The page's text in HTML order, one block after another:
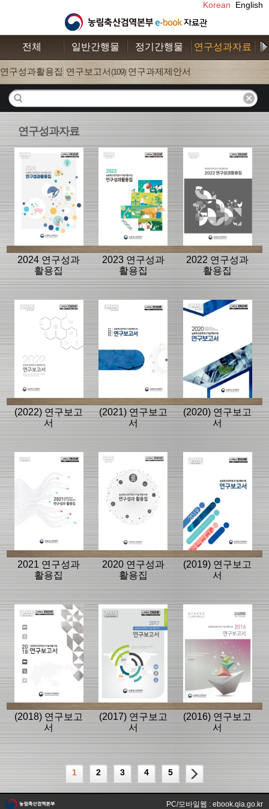
Korean English
전체 일반간행물 정기간행물 연구성과자료
연구성과활용집 (26)
연구보고서 (109) 연구과제제안서
연구성과자료
2024 연구성과
활용집
2023 연구성과
활용집
2022 연구성과
활용집
(2022) 연구보고
서
(2021) 연구보고
서
(2020) 연구보고
서
2021 연구성과
활용집
2020 연구성과
활용집
(2019) 연구보고
서
(2018) 연구보고
서
(2017) 연구보고
서
(2016) 연구보고
서
1 2 3 4 5
PC/모바일웹 : ebook.qia.go.kr